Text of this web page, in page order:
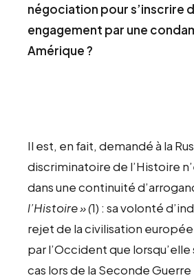
négociation pour s’inscrire
engagement par une
Amérique ?
Il est, en fait, demandé à la
discriminatoire de l’Histoire
dans une continuité
l’Histoire » (1) : sa volonté
rejet de la civilisation
par l’Occident que
cas lors de la Seconde